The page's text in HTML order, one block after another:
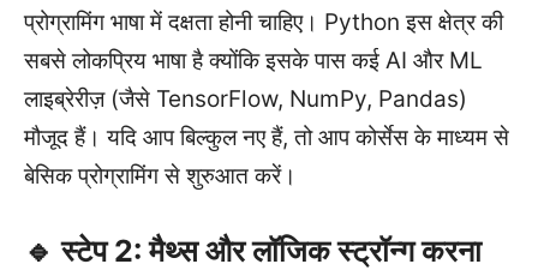
प्रोग्रामिंग भाषा में दक्षता होनी चाहिए। Python इस क्षेत्र की
सबसे लोकप्रिय भाषा है क्योंकि इसके पास कई AI और ML
लाइब्रेरीज़ (जैसे TensorFlow, NumPy, Pandas)
मौजूद हैं। यदि आप बिल्कुल नए हैं, तो आप कोर्सेस के माध्यम से
बेसिक प्रोग्रामिंग से शुरुआत करें।
🔹 स्टेप 2: मैथ्स और लॉजिक स्ट्रॉन्ग करना